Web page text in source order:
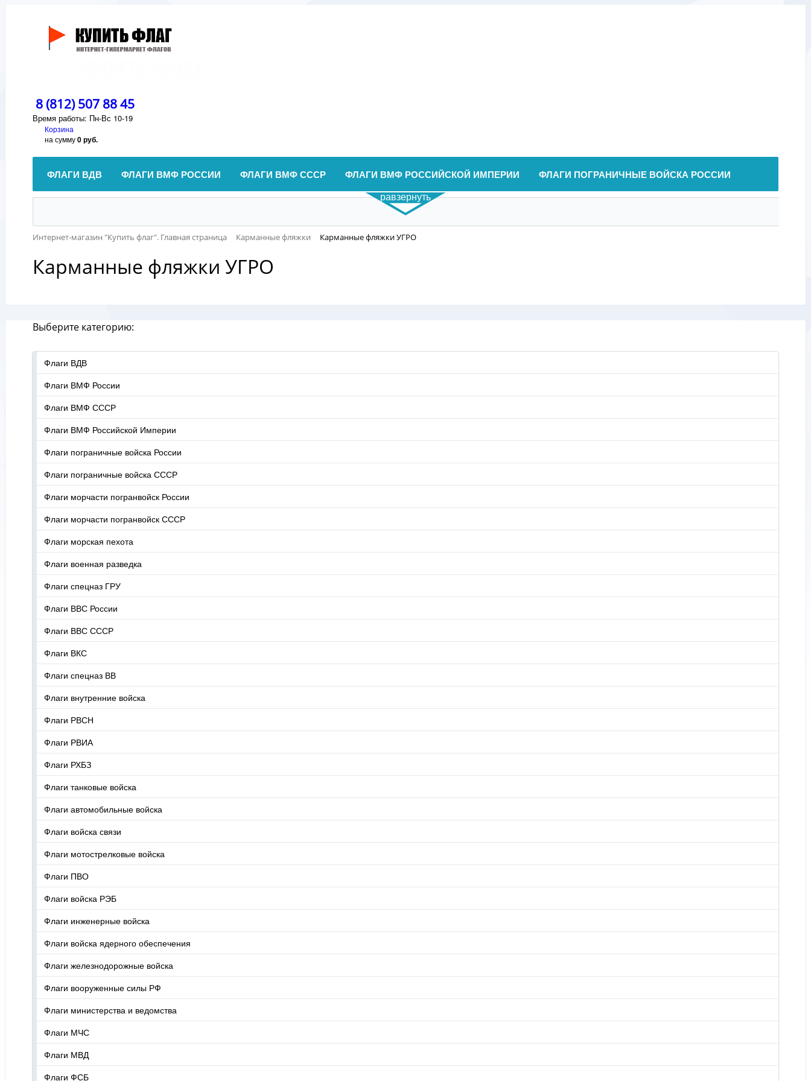
8 (812) 507 88 45
Время работы: Пн-Вс 10-19
Корзина
на сумму0 руб.
ФЛАГИ ВДВ ФЛАГИ ВМФ РОССИИ ФЛАГИ ВМФ СССР ФЛАГИ ВМФ РОССИЙСКОЙ ИМПЕРИИ ФЛАГИ ПОГРАНИЧНЫЕ ВОЙСКА РОССИИ
равзернуть
Интернет-магазин "Купить флаг". Главная страница Карманные фляжки Карманные фляжки УГРО
Карманные фляжки УГРО
Выберите категорию:
Флаги ВДВ
Флаги ВМФ России
Флаги ВМФ СССР
Флаги ВМФ Российской Империи
Флаги пограничные войска России
Флаги пограничные войска СССР
Флаги морчасти погранвойск России
Флаги морчасти погранвойск СССР
Флаги морская пехота
Флаги военная разведка
Флаги спецназ ГРУ
Флаги ВВС России
Флаги ВВС СССР
Флаги ВКС
Флаги спецназ ВВ
Флаги внутренние войска
Флаги РВСН
Флаги РВИА
Флаги РХБЗ
Флаги танковые войска
Флаги автомобильные войска
Флаги войска связи
Флаги мотострелковые войска
Флаги ПВО
Флаги войска РЭБ
Флаги инженерные войска
Флаги войска ядерного обеспечения
Флаги железнодорожные войска
Флаги вооруженные силы РФ
Флаги министерства и ведомства
Флаги МЧС
Флаги МВД
Флаги ФСБ